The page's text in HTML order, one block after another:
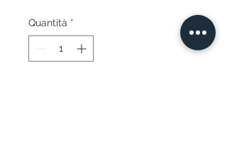
Quantità *